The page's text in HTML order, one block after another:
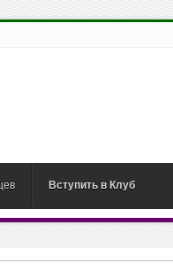
Вступить в Клуб